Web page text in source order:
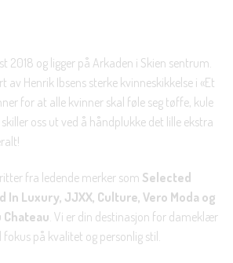
2018 og ligger på Arkaden i Skien sentrum.
av Henrik Ibsens sterke kvinneskikkelse i «Et
for at alle kvinner skal føle seg tøffe, kule
oss ut ved å håndplukke det lille ekstra
fra ledende merker som Selected
In Luxury, JJXX, Culture, Vero Moda og
Chateau. Vi er din destinasjon for dameklær
på kvalitet og personlig stil.